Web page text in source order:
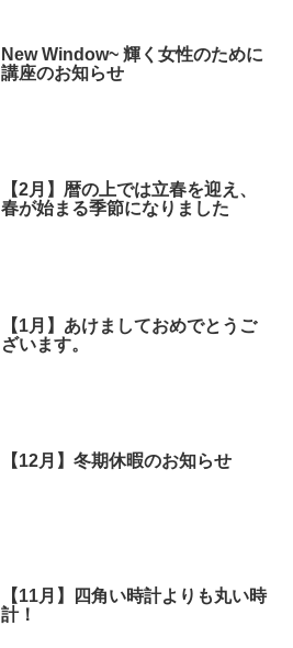
New Window~ 輝く女性のために
講座のお知らせ
【2月】暦の上では立春を迎え、
春が始まる季節になりました
【1月】あけましておめでとうご
ざいます。
【12月】冬期休暇のお知らせ
【11月】四角い時計よりも丸い時
計！